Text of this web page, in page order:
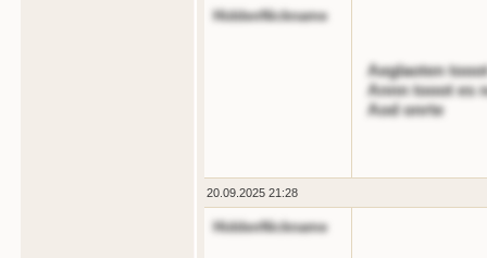
HiddenNickname
Aeglaoten
Annn tooot es
Aod onrte
20.09.2025 21:28
HiddenNickname